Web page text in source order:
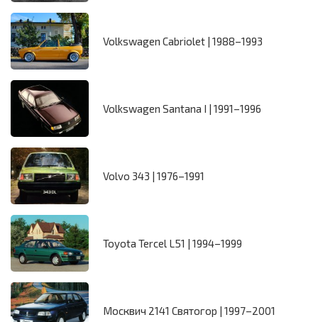
Volkswagen Cabriolet | 1988–1993
Volkswagen Santana I | 1991–1996
Volvo 343 | 1976–1991
Toyota Tercel L51 | 1994–1999
Москвич 2141 Святогор | 1997–2001